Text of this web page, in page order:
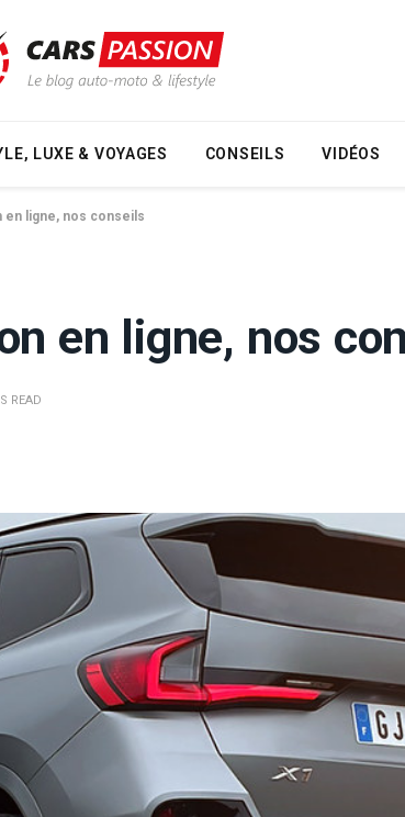
LUXE & VOYAGES CONSEILS VIDÉOS
en ligne, nos conseils
en ligne, nos
READ